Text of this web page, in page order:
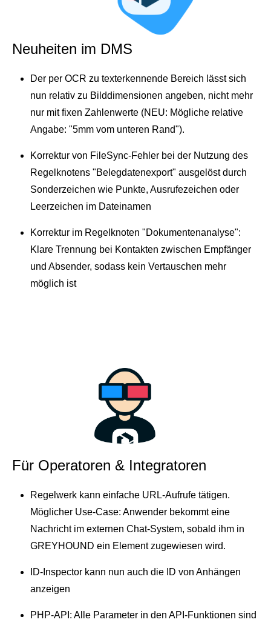
Neuheiten im DMS
Der per OCR zu texterkennende Bereich lässt sich
nun relativ zu Bilddimensionen angeben, nicht mehr
nur mit fixen Zahlenwerte (NEU: Mögliche relative
Angabe: "5mm vom unteren Rand").
Korrektur von FileSync-Fehler bei der Nutzung des
Regelknotens "Belegdatenexport" ausgelöst durch
Sonderzeichen wie Punkte, Ausrufezeichen oder
Leerzeichen im Dateinamen
Korrektur im Regelknoten "Dokumentenanalyse":
Klare Trennung bei Kontakten zwischen Empfänger
und Absender, sodass kein Vertauschen mehr
möglich ist
Für Operatoren & Integratoren
Regelwerk kann einfache URL-Aufrufe tätigen.
Möglicher Use-Case: Anwender bekommt eine
Nachricht im externen Chat-System, sobald ihm in
GREYHOUND ein Element zugewiesen wird.
ID-Inspector kann nun auch die ID von Anhängen
anzeigen
PHP-API: Alle Parameter in den API-Funktionen sind